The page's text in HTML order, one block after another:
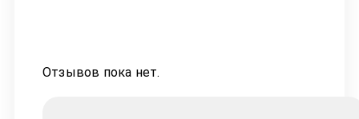
Отзывов пока нет.